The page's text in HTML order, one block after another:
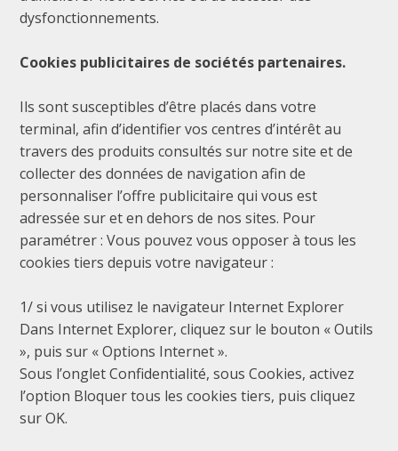
dysfonctionnements.
Cookies publicitaires de sociétés partenaires.
Ils sont susceptibles d’être placés dans votre
terminal, afin d’identifier vos centres d’intérêt au
travers des produits consultés sur notre site et de
collecter des données de navigation afin de
personnaliser l’offre publicitaire qui vous est
adressée sur et en dehors de nos sites. Pour
paramétrer : Vous pouvez vous opposer à tous les
cookies tiers depuis votre navigateur :
1/ si vous utilisez le navigateur Internet Explorer
Dans Internet Explorer, cliquez sur le bouton « Outils
», puis sur « Options Internet ».
Sous l’onglet Confidentialité, sous Cookies, activez
l’option Bloquer tous les cookies tiers, puis cliquez
sur OK.